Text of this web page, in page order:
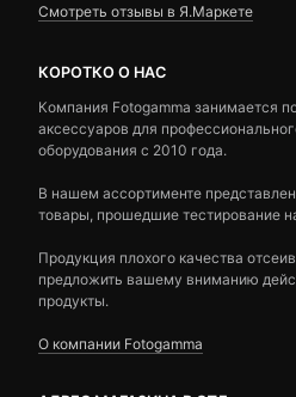
Смотреть отзывы в Я.Маркете
КОРОТКО О НАС
Компания Fotogamma занимается
аксессуаров для
оборудования с 2010 года.
В нашем ассортименте
товары, прошедшие тестирование
Продукция плохого качества
предложить вашему вниманию
продукты.
О компании Fotogamma